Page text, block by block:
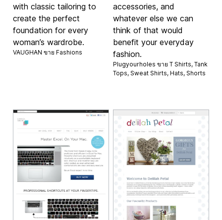
with classic tailoring to
create the perfect
foundation for every
woman’s wardrobe.
VAUGHAN ขาย Fashions
accessories, and
whatever else we can
think of that would
benefit your everyday
fashion.
Plugyourholes ขาย T Shirts, Tank
Tops, Sweat Shirts, Hats, Shorts